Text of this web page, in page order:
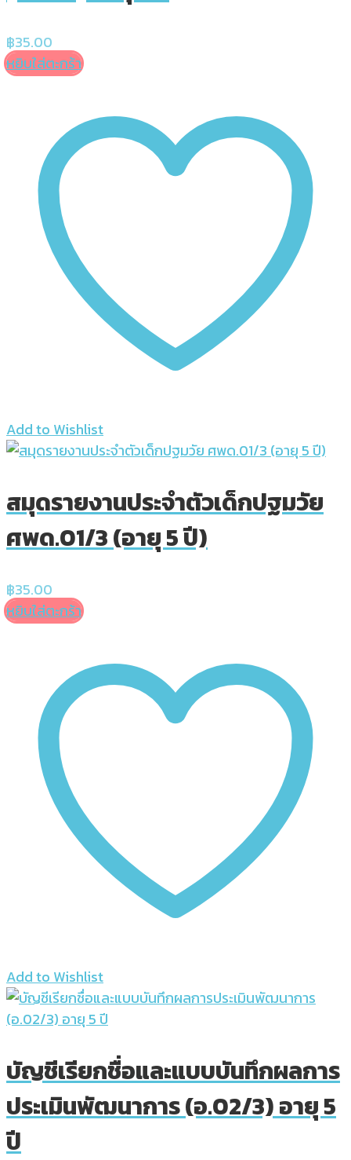
฿35.00
หยิบใส่ตะกร้า
Add to Wishlist
สมุดรายงานประจำตัวเด็กปฐมวัย
ศพด.01/3 (อายุ 5 ปี)
฿35.00
หยิบใส่ตะกร้า
Add to Wishlist
บัญชีเรียกชื่อและแบบบันทึกผลการ
ประเมินพัฒนาการ (อ.02/3) อายุ 5
ปี